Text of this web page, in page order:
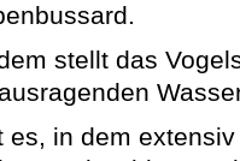
stellt das
es, in dem